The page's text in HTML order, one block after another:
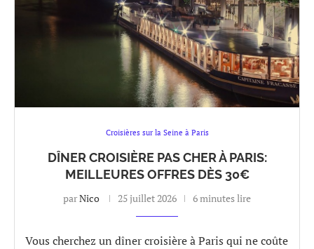
Croisières sur la Seine à Paris
DÎNER CROISIÈRE PAS CHER À PARIS:
MEILLEURES OFFRES DÈS 30€
parNico 25 juillet 2026 6 minutes lire
Vous cherchez un dîner croisière à Paris qui ne coûte